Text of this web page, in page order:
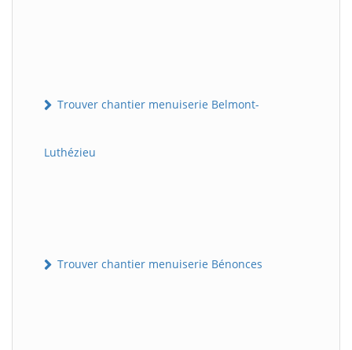
Trouver chantier menuiserie Belmont-
Luthézieu
Trouver chantier menuiserie Bénonces